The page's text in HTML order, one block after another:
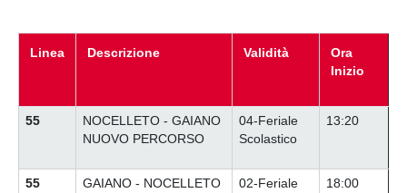
Linea Descrizione Validità
Ora
Inizio
55
NOCELLETO - GAIANO
NUOVO PERCORSO
04-Feriale
Scolastico
13:20
55
GAIANO - NOCELLETO
02-Feriale 18:00